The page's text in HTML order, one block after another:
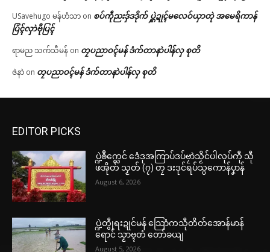
USavehugo မန်ဟံသာ on စပ်ကဵုညးဒှ်ဒဒိုက် ပ္ဋဲဍုၚ်မလေဝ်ယှာတုဲ အမေရိကာန်
ပြံၚ်လှာဲဗီုပြၚ်
ရာမည သက်သီမန် on တၠပညာဝၚ်မန် ဒံက်တာနာဲပါန်လှ စုတိ
ဇဲနာဲ on တၠပညာဝၚ်မန် ဒံက်တာနာဲပါန်လှ စုတိ
EDITOR PICKS
ပ္ဍဲၜဳက္လေင် ဒေံဒုအကြာပ်ဒပ်ဗၠာဲသၟိင်ပါလုပ်ကီု သီု
ဖအိုတ် သၟတ် (၇) တၠ ဒးဒုင်ရပ်သ္ပကောန်ပၞာန်
August 6, 2026
ပ္ဍဲတွဵုရးဍုင်မန် သြောံကသီုတိတ်အောန်မာန်
ရောင် သၟာဗ္ၚတံ တော်ခယျ
August 5, 2026